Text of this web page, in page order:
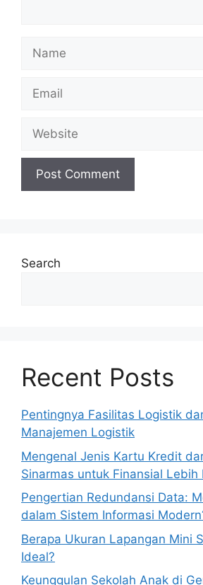
Name
Email
Website
Search
Recent Posts
Pentingnya Fasilitas Logistik
Manajemen Logistik
Mengenal Jenis Kartu Kredit
Sinarmas untuk Finansial Lebih
Pengertian Redundansi Data:
dalam Sistem Informasi
Berapa Ukuran Lapangan Mini
Ideal?
Keunggulan Sekolah Anak di